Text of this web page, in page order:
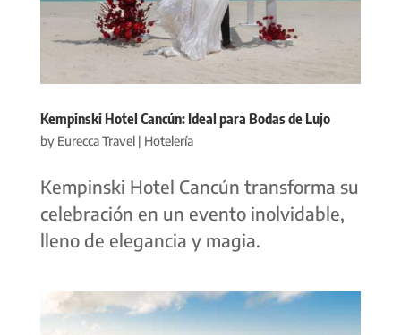
Kempinski Hotel Cancún: Ideal para Bodas de Lujo
by Eurecca Travel| Hotelería
Kempinski Hotel Cancún transforma su
celebración en un evento inolvidable,
lleno de elegancia y magia.